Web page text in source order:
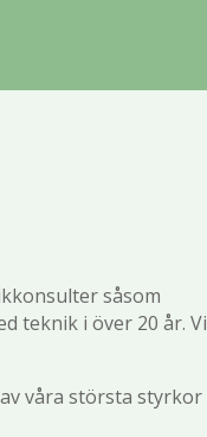
såsom
teknik i över 20 år. Vi
våra största styrkor